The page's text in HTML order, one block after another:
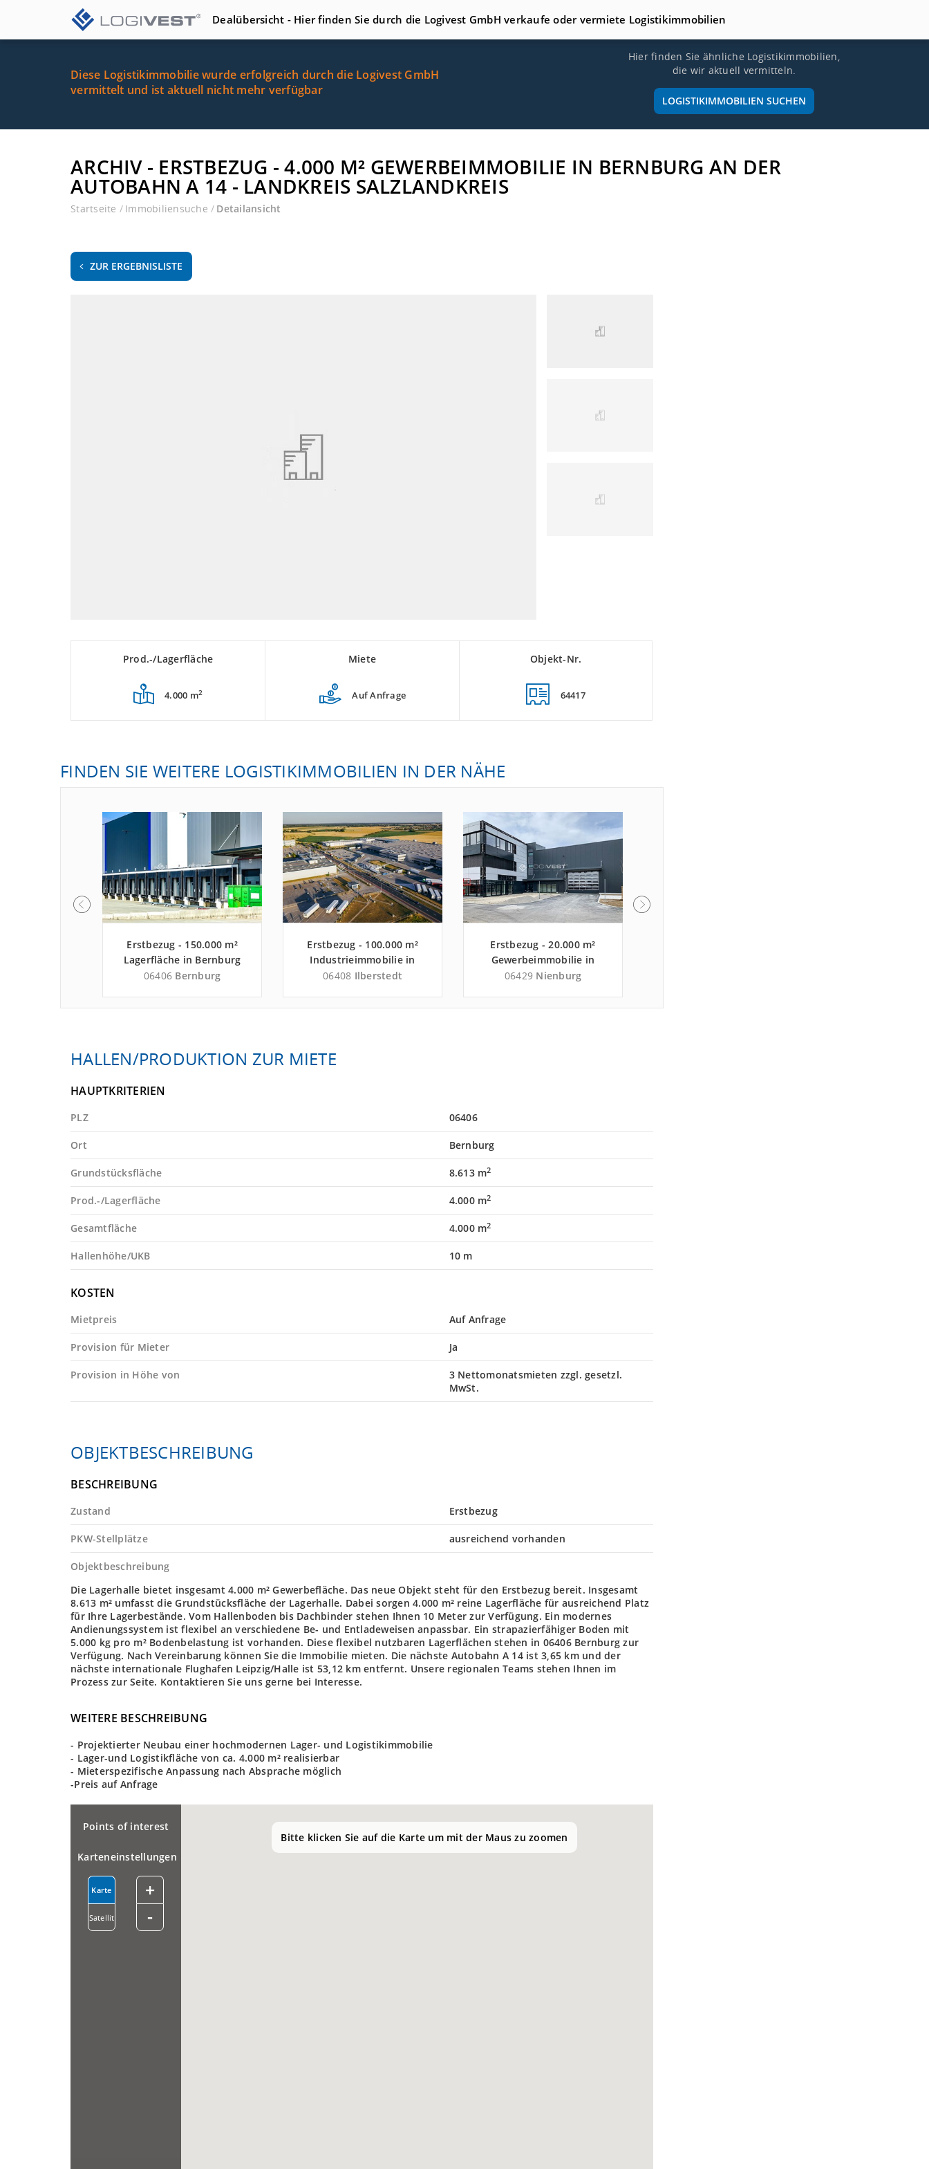
Dealübersicht - Hier finden Sie durch die Logivest GmbH verkaufe oder vermiete Logistikimmobilien
Diese Logistikimmobilie wurde erfolgreich durch die Logivest GmbH
vermittelt und ist aktuell nicht mehr verfügbar
Hier finden Sie ähnliche Logistikimmobilien,
die wir aktuell vermitteln.
LOGISTIKIMMOBILIEN SUCHEN
ARCHIV - ERSTBEZUG - 4.000 M² GEWERBEIMMOBILIE IN BERNBURG AN DER
AUTOBAHN A 14 - LANDKREIS SALZLANDKREIS
Startseite / Immobiliensuche / Detailansicht
ZUR ERGEBNISLISTE
Prod.-/Lagerfläche
4.000 m2
Miete
Auf Anfrage
Objekt-Nr.
64417
FINDEN SIE WEITERE LOGISTIKIMMOBILIEN IN DER NÄHE
Erstbezug - 150.000 m²
Lagerfläche in Bernburg
nahe
Magdeburger Hafen
06406 Bernburg
Erstbezug - 100.000 m²
Industrieimmobilie in
Ilberstedt nahe
Terminal Schkopau -
06408 Ilberstedt
Erstbezug - 20.000 m²
Gewerbeimmobilie in
Nienburg nahe
Magdeburger Hafen
06429 Nienburg
HALLEN/PRODUKTION ZUR MIETE
HAUPTKRITERIEN
PLZ 06406
Ort Bernburg
Grundstücksfläche 8.613 m2
Prod.-/Lagerfläche 4.000 m2
Gesamtfläche 4.000 m2
Hallenhöhe/UKB 10 m
KOSTEN
Mietpreis Auf Anfrage
Provision für Mieter Ja
Provision in Höhe von
3 Nettomonatsmieten zzgl. gesetzl.
MwSt.
OBJEKTBESCHREIBUNG
BESCHREIBUNG
Zustand Erstbezug
PKW-Stellplätze ausreichend vorhanden
Objektbeschreibung
Die Lagerhalle bietet insgesamt 4.000 m² Gewerbefläche. Das neue Objekt steht für den Erstbezug bereit. Insgesamt
8.613 m² umfasst die Grundstücksfläche der Lagerhalle. Dabei sorgen 4.000 m² reine Lagerfläche für ausreichend Platz
für Ihre Lagerbestände. Vom Hallenboden bis Dachbinder stehen Ihnen 10 Meter zur Verfügung. Ein modernes
Andienungssystem ist flexibel an verschiedene Be- und Entladeweisen anpassbar. Ein strapazierfähiger Boden mit
5.000 kg pro m² Bodenbelastung ist vorhanden. Diese flexibel nutzbaren Lagerflächen stehen in 06406 Bernburg zur
Verfügung. Nach Vereinbarung können Sie die Immobilie mieten. Die nächste Autobahn A 14 ist 3,65 km und der
nächste internationale Flughafen Leipzig/Halle ist 53,12 km entfernt. Unsere regionalen Teams stehen Ihnen im
Prozess zur Seite. Kontaktieren Sie uns gerne bei Interesse.
WEITERE BESCHREIBUNG
- Projektierter Neubau einer hochmodernen Lager- und Logistikimmobilie
- Lager-und Logistikfläche von ca. 4.000 m² realisierbar
- Mieterspezifische Anpassung nach Absprache möglich
-Preis auf Anfrage
Bitte klicken Sie auf die Karte um mit der Maus zu zoomen
Points of interest
Karteneinstellungen
Karte
Satellit
+
-